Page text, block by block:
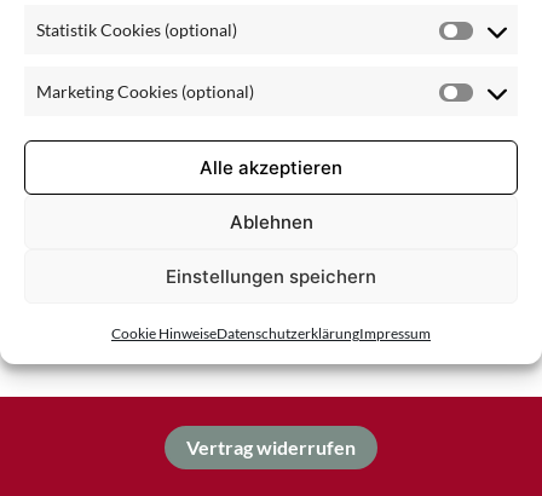
Statistik Cookies (optional)
Marketing Cookies (optional)
Alle akzeptieren
Ablehnen
Einstellungen speichern
Cookie HinweiseDatenschutzerklärungImpressum
Vertrag widerrufen